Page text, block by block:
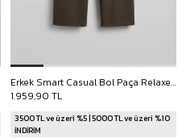
Erkek Smart Casual Bol Paça Relaxed Fit Pantolon Kahverengi
1.959,90 TL
3500 TL ve üzeri %5 | 5000 TL ve üzeri %10
İNDİRİM